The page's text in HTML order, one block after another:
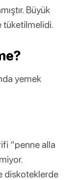
Büyük
tüketilmelidi.
yemek
“penne alla
diskoteklerde